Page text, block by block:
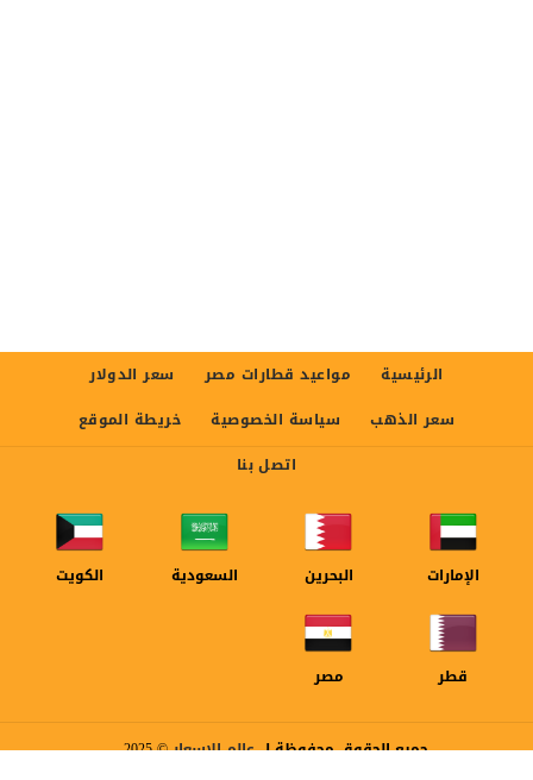
الرئيسية مواعيد قطارات مصر
سعر الدولار
سعر الذهب
سياسة الخصوصية
خريطة الموقع
اتصل بنا
الإمارات البحرين السعودية الكويت
قطر مصر
جميع الحقوق محفوظة لعالم الاسعار© 2025